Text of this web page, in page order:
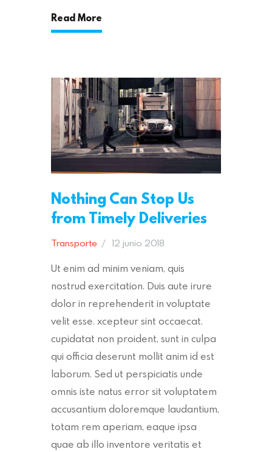
Read More
Nothing Can Stop Us
from Timely Deliveries
Transporte 12 junio 2018
Ut enim ad minim veniam, quis
nostrud exercitation. Duis aute irure
dolor in reprehenderit in voluptate
velit esse. xcepteur sint occaecat.
cupidatat non proident, sunt in culpa
qui officia deserunt mollit anim id est
laborum. Sed ut perspiciatis unde
omnis iste natus error sit voluptatem
accusantium doloremque laudantium,
totam rem aperiam, eaque ipsa
quae ab illo inventore veritatis et